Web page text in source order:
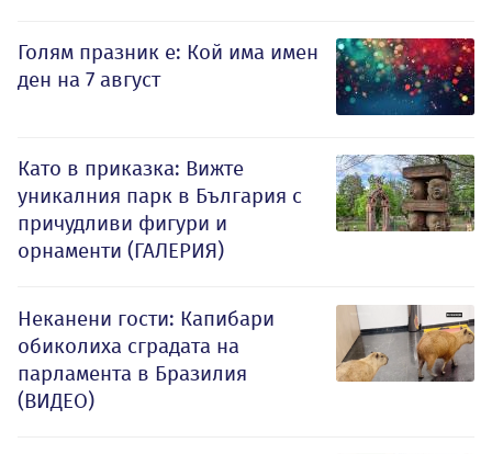
Голям празник е: Кой има имен
ден на 7 август
Като в приказка: Вижте
уникалния парк в България с
причудливи фигури и
орнаменти (ГАЛЕРИЯ)
Неканени гости: Капибари
обиколиха сградата на
парламента в Бразилия
(ВИДЕО)